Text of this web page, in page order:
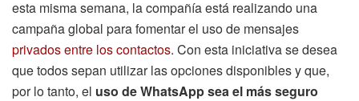
esta misma semana, la compañía está realizando una
campaña global para fomentar el uso de mensajes
privados entre los contactos. Con esta iniciativa se desea
que todos sepan utilizar las opciones disponibles y que,
por lo tanto, el uso de WhatsApp sea el más seguro